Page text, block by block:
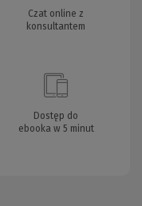
Czat online z
konsultantem
Dostęp do
ebooka w 5 minut